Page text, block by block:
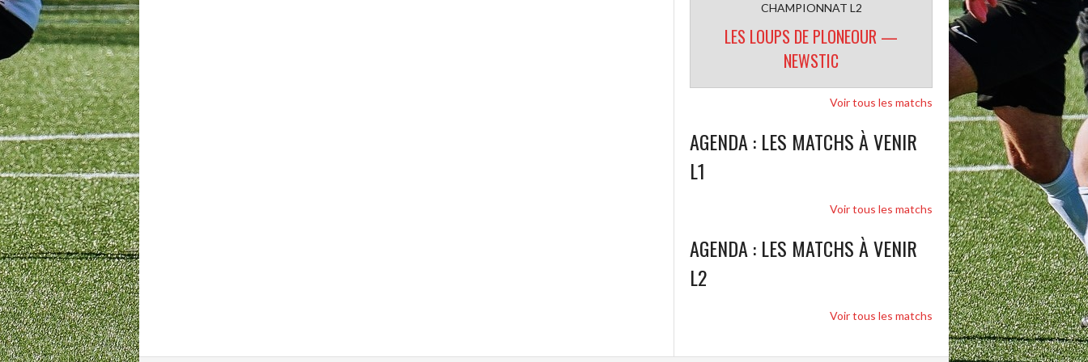
CHAMPIONNAT L2
LES LOUPS DE PLONEOUR —
NEWSTIC
Voir tous les matchs
AGENDA : LES MATCHS À VENIR
L1
Voir tous les matchs
AGENDA : LES MATCHS À VENIR
L2
Voir tous les matchs